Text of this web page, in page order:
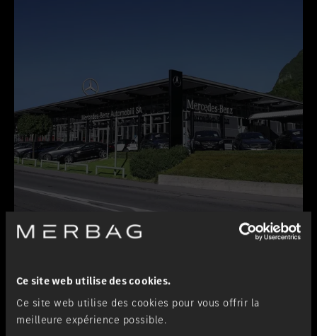
Ce site web utilise des cookies.
Ce site web utilise des cookies pour vous offrir la
meilleure expérience possible.
Lugano-Pazzallo